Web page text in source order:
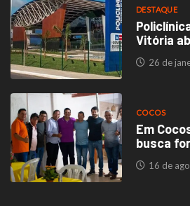
DESTAQUE
Vitória
26 de
COCOS
Em
busca
16 de